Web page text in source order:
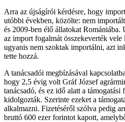
Arra az újságírói kérdésre, hogy
utóbbi években, közölte: nem
és 2009-ben élő állatokat Romániába.
az import fogalmát összekeverték vele
ugyanis nem szoktak importálni, azt
tette hozzá.
A tanácsadói megbízásával
hogy 2,5 évig volt Gráf József
tanácsadó, és ez idő alatt a támogatási
kidolgozták. Szerinte ezeket a
alkalmazni. Fizetéséről szólva pedig
bruttó 600 ezer forintot kapott,